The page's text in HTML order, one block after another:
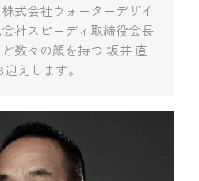
式会社ウォーターデザイ
社スピーディ取締役会長
数々の顔を持つ 坂井 直
えします。